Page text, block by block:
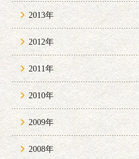
2013年
2012年
2011年
2010年
2009年
2008年